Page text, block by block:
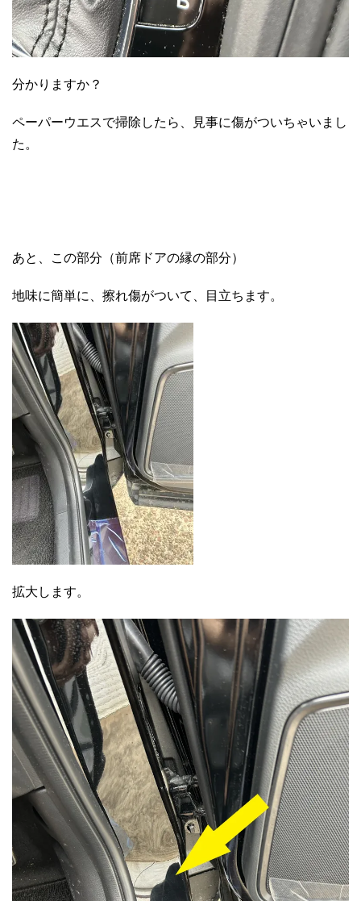
分かりますか？
ペーパーウエスで掃除したら、見事に傷がついちゃいまし
た。
あと、この部分（前席ドアの縁の部分）
地味に簡単に、擦れ傷がついて、目立ちます。
拡大します。